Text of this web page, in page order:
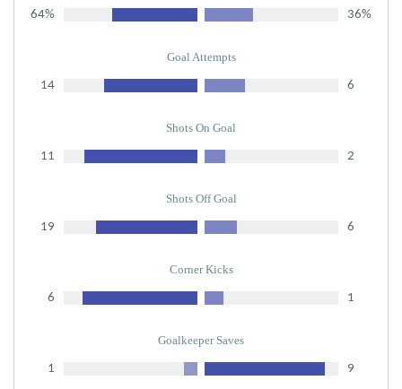
64% 36%
Goal Attempts
14 6
Shots On Goal
11 2
Shots Off Goal
19 6
Corner Kicks
6 1
Goalkeeper Saves
1 9